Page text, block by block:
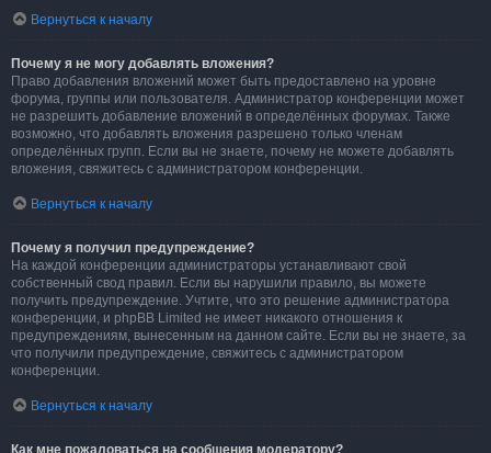
Вернуться к началу
Почему я не могу добавлять вложения?
Право добавления вложений может быть предоставлено на уровне
форума, группы или пользователя. Администратор конференции может
не разрешить добавление вложений в определённых форумах. Также
возможно, что добавлять вложения разрешено только членам
определённых групп. Если вы не знаете, почему не можете добавлять
вложения, свяжитесь с администратором конференции.
Вернуться к началу
Почему я получил предупреждение?
На каждой конференции администраторы устанавливают свой
собственный свод правил. Если вы нарушили правило, вы можете
получить предупреждение. Учтите, что это решение администратора
конференции, и phpBB Limited не имеет никакого отношения к
предупреждениям, вынесенным на данном сайте. Если вы не знаете, за
что получили предупреждение, свяжитесь с администратором
конференции.
Вернуться к началу
Как мне пожаловаться на сообщения модератору?